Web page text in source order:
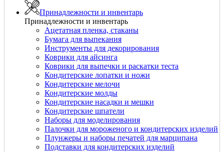
Принадлежности и инвентарь
Принадлежности и инвентарь
Ацетатная пленка, стаканы
Бумага для выпекания
Инструменты для декорирования
Коврики для айсинга
Коврики для выпечки и раскатки теста
Кондитерские лопатки и ножи
Кондитерские мелочи
Кондитерские молды
Кондитерские насадки и мешки
Кондитерские шпатели
Наборы для моделирования
Палочки для мороженого и кондитерских изделий
Плунжеры и наборы печатей для марципана
Подставки для кондитерских изделий